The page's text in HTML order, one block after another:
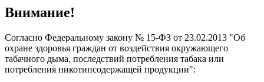
Внимание!
Согласно Федеральному закону № 15-ФЗ от 23.02.2013 "Об
охране здоровья граждан от воздействия окружающего
табачного дыма, последствий потребления табака или
потребления никотинсодержащей продукции":